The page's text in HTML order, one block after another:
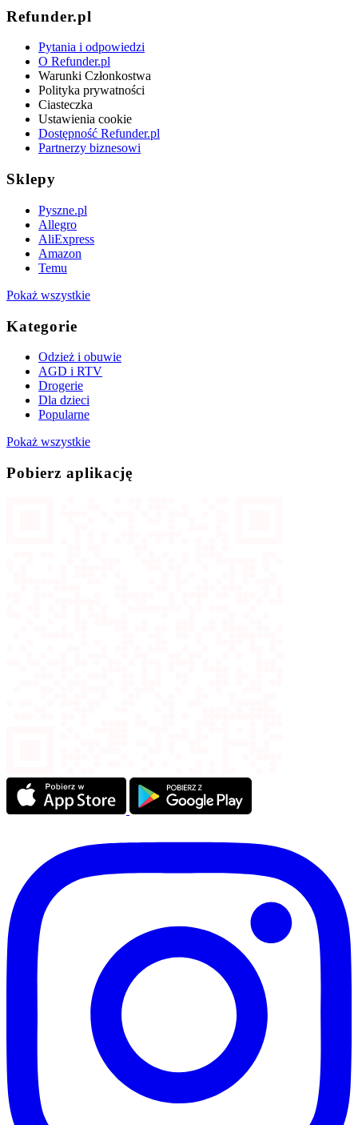
Refunder.pl
Pytania i odpowiedzi
O Refunder.pl
Warunki Członkostwa
Polityka prywatności
Ciasteczka
Ustawienia cookie
Dostępność Refunder.pl
Partnerzy biznesowi
Sklepy
Pyszne.pl
Allegro
AliExpress
Amazon
Temu
Pokaż wszystkie
Kategorie
Odzież i obuwie
AGD i RTV
Drogerie
Dla dzieci
Popularne
Pokaż wszystkie
Pobierz aplikację